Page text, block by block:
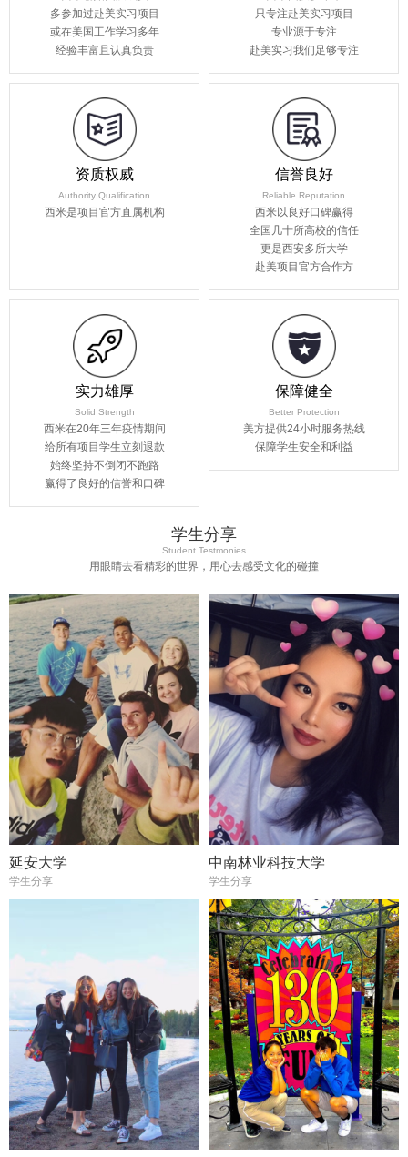
多参加过赴美实习项目
或在美国工作学习多年
经验丰富且认真负责
只专注赴美实习项目
专业源于专注
赴美实习我们足够专注
资质权威
Authority Qualification
西米是项目官方直属机构
信誉良好
Reliable Reputation
西米以良好口碑赢得
全国几十所高校的信任
更是西安多所大学
赴美项目官方合作方
实力雄厚
Solid Strength
西米在20年三年疫情期间
给所有项目学生立刻退款
始终坚持不倒闭不跑路
赢得了良好的信誉和口碑
保障健全
Better Protection
美方提供24小时服务热线
保障学生安全和利益
学生分享
Student Testmonies
用眼睛去看精彩的世界，用心去感受文化的碰撞
延安大学
学生分享
中南林业科技大学
学生分享